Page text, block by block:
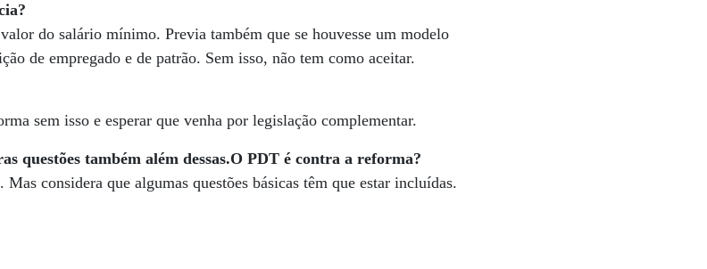
do salário mínimo. Previa também que se houvesse um modelo
de empregado e de patrão. Sem isso, não tem como aceitar.
sem isso e esperar que venha por legislação complementar.
questões também além dessas.O PDT é contra a reforma?
considera que algumas questões básicas têm que estar incluídas.